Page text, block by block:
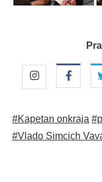
#Kapetan onkraja
#Vlado Simcich